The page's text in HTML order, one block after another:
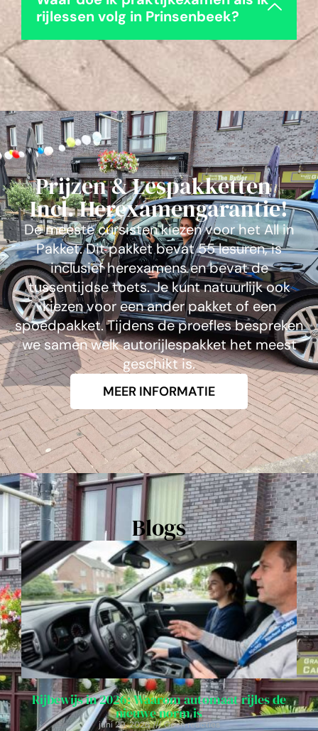
rijlessen volg in Prinsenbeek?
Prijzen & Lespakketten |
Incl. Herexamengarantie!
De meeste cursisten kiezen voor het All in
Pakket. Dit pakket bevat 55 lesuren, is
inclusief herexamens en bevat de
tussentijdse toets. Je kunt natuurlijk ook
kiezen voor een ander pakket of een
spoedpakket. Tijdens de proefles bespreken
we samen welk autorijlespakket het meest
geschikt is.
MEER INFORMATIE
Blogs
Rijbewijs in 2026: Waarom automaat rijles de
nieuwe norm is
juni 29, 2026 Geen reacties